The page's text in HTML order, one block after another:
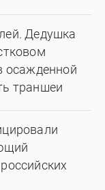
Дедушка
осажденной
траншеи